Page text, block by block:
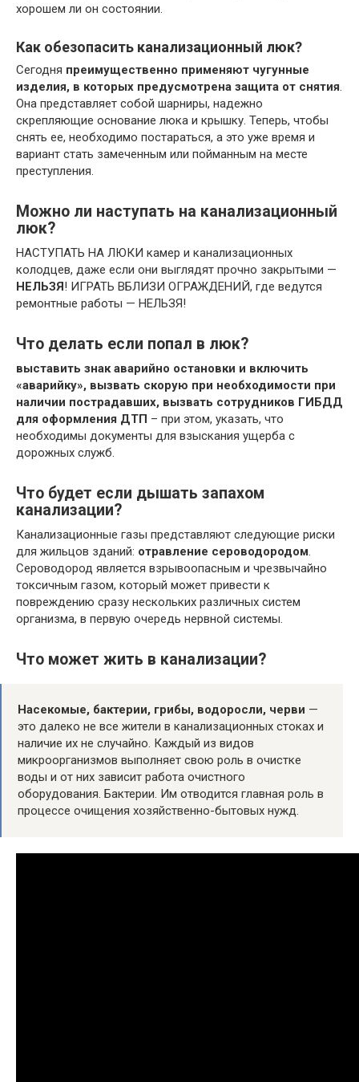
хорошем ли он состоянии.
Как обезопасить канализационный люк?
Сегодня преимущественно применяют чугунные
изделия, в которых предусмотрена защита от снятия.
Она представляет собой шарниры, надежно
скрепляющие основание люка и крышку. Теперь, чтобы
снять ее, необходимо постараться, а это уже время и
вариант стать замеченным или пойманным на месте
преступления.
Можно ли наступать на канализационный
люк?
НАСТУПАТЬ НА ЛЮКИ камер и канализационных
колодцев, даже если они выглядят прочно закрытыми —
НЕЛЬЗЯ! ИГРАТЬ ВБЛИЗИ ОГРАЖДЕНИЙ, где ведутся
ремонтные работы — НЕЛЬЗЯ!
Что делать если попал в люк?
выставить знак аварийно остановки и включить
«аварийку», вызвать скорую при необходимости при
наличии пострадавших, вызвать сотрудников ГИБДД
для оформления ДТП – при этом, указать, что
необходимы документы для взыскания ущерба с
дорожных служб.
Что будет если дышать запахом
канализации?
Канализационные газы представляют следующие риски
для жильцов зданий: отравление сероводородом.
Сероводород является взрывоопасным и чрезвычайно
токсичным газом, который может привести к
повреждению сразу нескольких различных систем
организма, в первую очередь нервной системы.
Что может жить в канализации?
Насекомые, бактерии, грибы, водоросли, черви —
это далеко не все жители в канализационных стоках и
наличие их не случайно. Каждый из видов
микроорганизмов выполняет свою роль в очистке
воды и от них зависит работа очистного
оборудования. Бактерии. Им отводится главная роль в
процессе очищения хозяйственно-бытовых нужд.